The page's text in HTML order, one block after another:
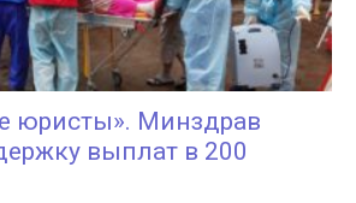
юристы». Минздрав
выплат в 200